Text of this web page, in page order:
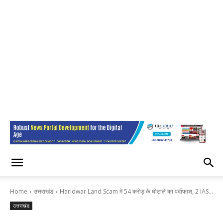
Home उत्तराखंड Haridwar Land Scam में 54 करोड़ के घोटाले का पर्दाफाश, 2 IAS...
उत्तराखंड